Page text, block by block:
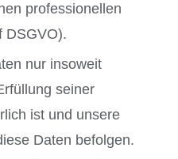
professionellen
DSGVO).
nur insoweit
seiner
ist und unsere
Daten befolgen.